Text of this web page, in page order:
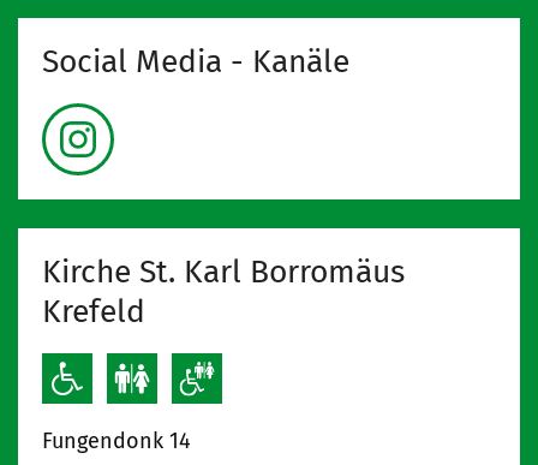
Social Media - Kanäle
Kirche St. Karl Borromäus
Krefeld
Fungendonk 14